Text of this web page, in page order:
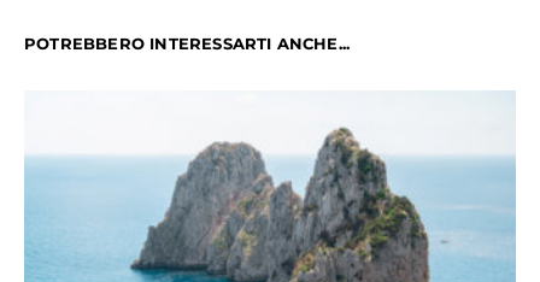
POTREBBERO INTERESSARTI ANCHE...